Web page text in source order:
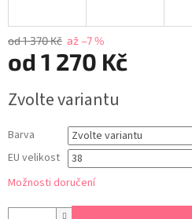
od 1 370 Kč až –7 %
od 1 270 Kč
cena:
Zvolte variantu
Barva
EU velikost
Možnosti doručení